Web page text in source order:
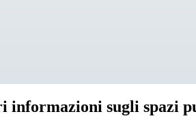
informazioni sugli spazi